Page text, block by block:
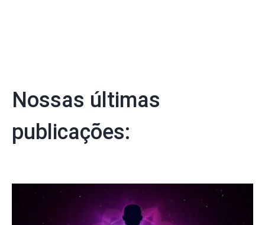
Nossas últimas
publicações: